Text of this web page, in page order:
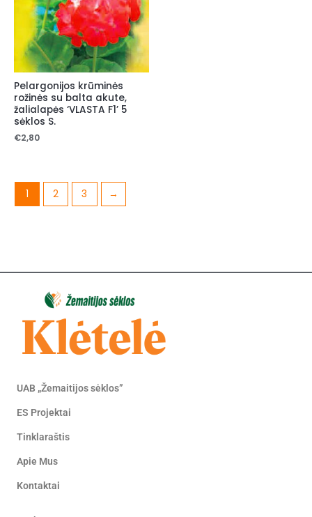
Pelargonijos krūminės
rožinės su balta akute,
žalialapės ‘VLASTA F1’ 5
sėklos S.
€2,80
1 2 3 →
UAB „Žemaitijos sėklos”
ES Projektai
Tinklaraštis
Apie Mus
Kontaktai